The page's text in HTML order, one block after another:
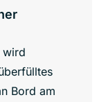
wird
Bord am